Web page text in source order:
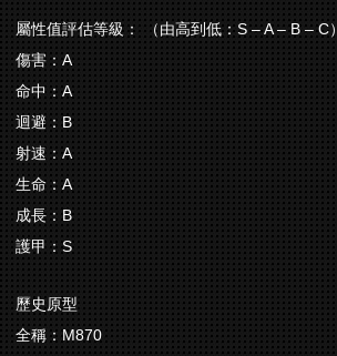
屬性值評估等級： （由高到低：S – A – B – C）
傷害：A
命中：A
迴避：B
射速：A
生命：A
成長：B
護甲：S
歷史原型
全稱：M870